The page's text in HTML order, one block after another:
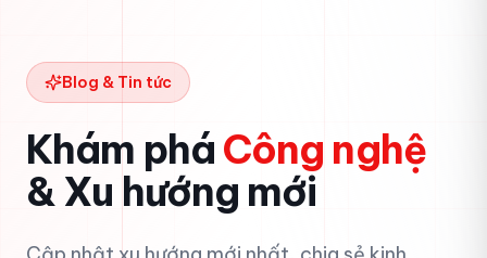
Blog & Tin tức
Khám pháCông nghệ
& Xu hướng mới